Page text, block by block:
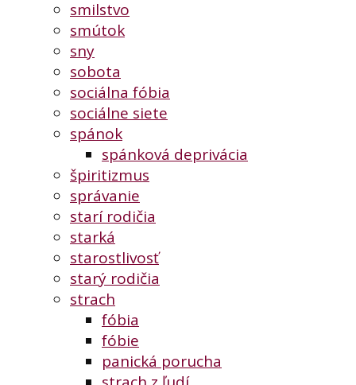
smilstvo
smútok
sny
sobota
sociálna fóbia
sociálne siete
spánok
spánková deprivácia
špiritizmus
správanie
starí rodičia
starká
starostlivosť
starý rodičia
strach
fóbia
fóbie
panická porucha